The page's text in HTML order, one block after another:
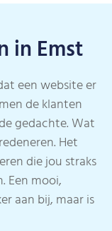
in Emst
een website er
de klanten
gedachte. Wat
Het
die jou straks
Een mooi,
aan bij, maar is